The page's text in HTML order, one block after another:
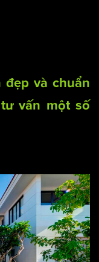
và chuẩn
vấn một số